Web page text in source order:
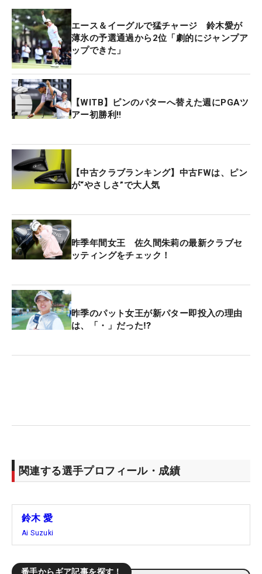
エース＆イーグルで猛チャージ 鈴木愛が
薄氷の予選通過から2位「劇的にジャンプア
ップできた」
【WITB】ピンのパターへ替えた週にPGAツ
アー初勝利!!
【中古クラブランキング】中古FWは、ピン
が“やさしさ”で大人気
昨季年間女王 佐久間朱莉の最新クラブセ
ッティングをチェック！
昨季のパット女王が新パター即投入の理由
は、「・」だった⁉
関連する選手プロフィール・成績
鈴木 愛
Ai Suzuki
番手からギア記事を探す！